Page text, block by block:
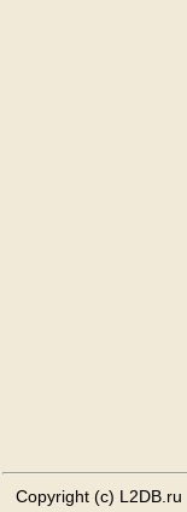
Copyright (c) L2DB.ru